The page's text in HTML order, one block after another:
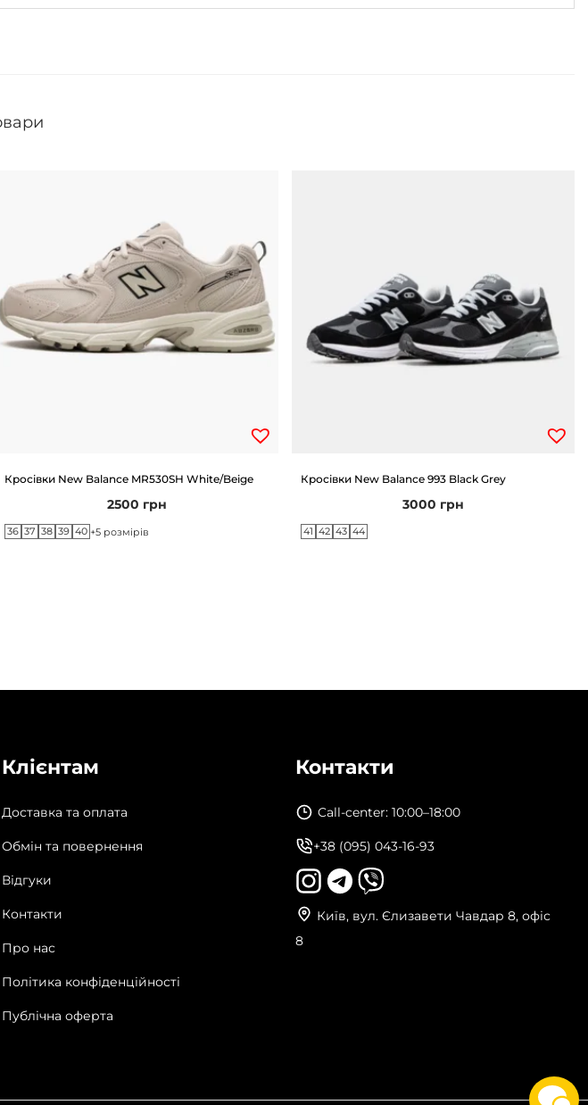
Кросівки New Balance MR530SH White/Beige
2500 грн
36 37 38 39 40 +5 розмірів
Кросівки New Balance 993 Black Grey
3000 грн
41 42 43 44
Клієнтам
Доставка та оплата
Обмін та повернення
Відгуки
Контакти
Про нас
Політика конфіденційності
Публічна оферта
Контакти
Call-center: 10:00–18:00
+38 (095) 043-16-93
Київ, вул. Єлизавети Чавдар 8, офіс
8